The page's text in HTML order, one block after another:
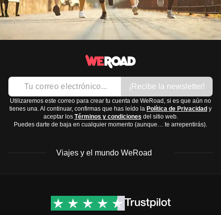
¡Recibe la newsletter!
Utilizaremos este correo para crear tu cuenta de WeRoad, si es que aún no
tienes una. Al continuar, confirmas que has leído la Política de Privacidad y
aceptar los Términos y condiciones del sitio web.
Puedes darte de baja en cualquier momento (aunque… te arrepentirás).
Viajes y el mundo WeRoad
América del Norte
Contacto